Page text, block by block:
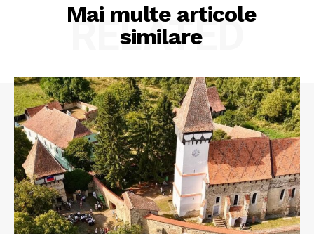
Mai multe articole
similare
RELATED